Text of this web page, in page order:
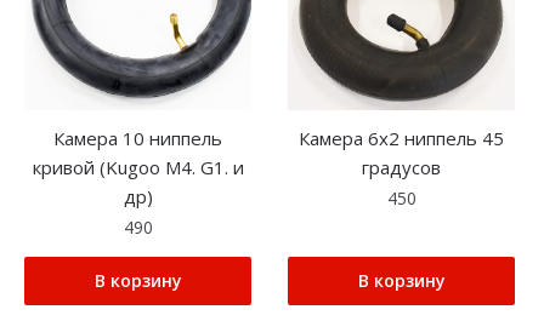
Камера 10 ниппель
кривой (Kugoo M4. G1. и
др)
490
В корзину
Камера 6х2 ниппель 45
градусов
450
В корзину